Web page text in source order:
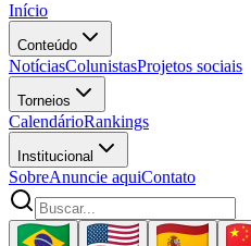
Início
Conteúdo
NotíciasColunistasProjetos sociais
Torneios
CalendárioRankings
Institucional
SobreAnuncie aquiContato